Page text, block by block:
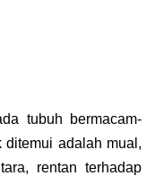
tubuh bermacam-
ditemui adalah mual,
rentan terhadap